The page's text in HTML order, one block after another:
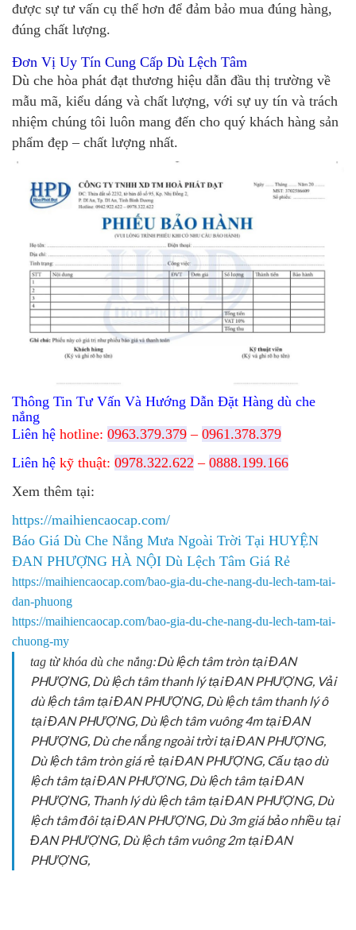
được sự tư vấn cụ thể hơn để đảm bảo mua đúng hàng,
đúng chất lượng.
Đơn Vị Uy Tín Cung Cấp Dù Lệch Tâm
Dù che hòa phát đạt thương hiệu dẫn đầu thị trường về
mẫu mã, kiểu dáng và chất lượng, với sự uy tín và trách
nhiệm chúng tôi luôn mang đến cho quý khách hàng sản
phẩm đẹp – chất lượng nhất.
Thông Tin Tư Vấn Và Hướng Dẫn Đặt Hàng dù che
nắng
Liên hệ hotline: 0963.379.379 – 0961.378.379
Liên hệ kỹ thuật: 0978.322.622 – 0888.199.166
Xem thêm tại:
https://maihiencaocap.com/
Báo Giá Dù Che Nắng Mưa Ngoài Trời Tại HUYỆN
ĐAN PHƯỢNG HÀ NỘI Dù Lệch Tâm Giá Rẻ
https://maihiencaocap.com/bao-gia-du-che-nang-du-lech-tam-tai-
dan-phuong​
https://maihiencaocap.com/bao-gia-du-che-nang-du-lech-tam-tai-
chuong-my​
tag từ khóa dù che nắng:Dù lệch tâm tròn tại ĐAN
PHƯỢNG, Dù lệch tâm thanh lý tại ĐAN PHƯỢNG, Vải
dù lệch tâm tại ĐAN PHƯỢNG, Dù lệch tâm thanh lý ô
tại ĐAN PHƯỢNG, Dù lệch tâm vuông 4m tại ĐAN
PHƯỢNG, Dù che nắng ngoài trời tại ĐAN PHƯỢNG,
Dù lệch tâm tròn giá rẻ tại ĐAN PHƯỢNG, Cấu tạo dù
lệch tâm tại ĐAN PHƯỢNG, Dù lệch tâm tại ĐAN
PHƯỢNG, Thanh lý dù lệch tâm tại ĐAN PHƯỢNG, Dù
lệch tâm đôi tại ĐAN PHƯỢNG, Dù 3m giá bảo nhiều tại
ĐAN PHƯỢNG, Dù lệch tâm vuông 2m tại ĐAN
PHƯỢNG,